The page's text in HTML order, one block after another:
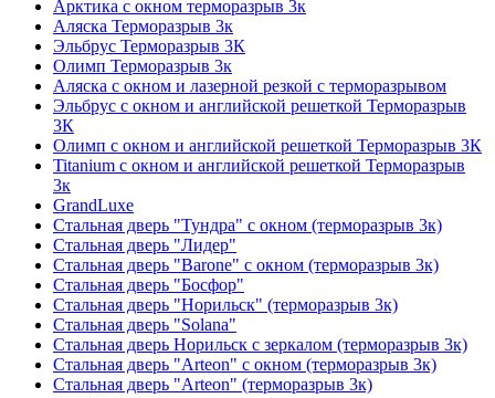
Арктика с окном терморазрыв 3к
Аляска Терморазрыв 3к
Эльбрус Терморазрыв 3К
Олимп Терморазрыв 3к
Аляска с окном и лазерной резкой с терморазрывом
Эльбрус с окном и английской решеткой Терморазрыв
3К
Олимп с окном и английской решеткой Терморазрыв 3К
Titanium с окном и английской решеткой Терморазрыв
3к
GrandLuxe
Стальная дверь "Тундра" с окном (терморазрыв 3к)
Стальная дверь "Лидер"
Стальная дверь "Barone" с окном (терморазрыв 3к)
Стальная дверь "Босфор"
Стальная дверь "Норильск" (терморазрыв 3к)
Стальная дверь "Solana"
Стальная дверь Норильск с зеркалом (терморазрыв 3к)
Стальная дверь "Arteon" с окном (терморазрыв 3к)
Стальная дверь "Arteon" (терморазрыв 3к)